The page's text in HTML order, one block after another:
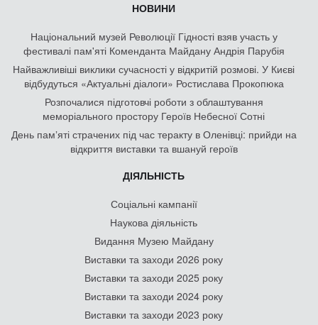
НОВИНИ
Національний музей Революції Гідності взяв участь у
фестивалі пам'яті Коменданта Майдану Андрія Парубія
Найважливіші виклики сучасності у відкритій розмові. У Києві
відбудуться «Актуальні діалоги» Ростислава Прокопюка
Розпочалися підготовчі роботи з облаштування
меморіального простору Героїв Небесної Сотні
День памʼяті страчених під час теракту в Оленівці: прийди на
відкриття виставки та вшануй героїв
ДІЯЛЬНІСТЬ
Соціальні кампанії
Наукова діяльність
Видання Музею Майдану
Виставки та заходи 2026 року
Виставки та заходи 2025 року
Виставки та заходи 2024 року
Виставки та заходи 2023 року